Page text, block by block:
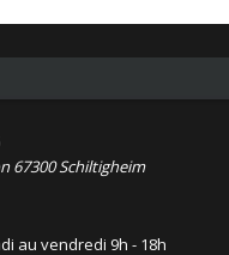
67300 Schiltigheim
au vendredi 9h - 18h